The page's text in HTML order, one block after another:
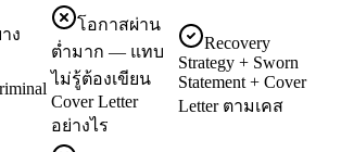
ง
โอกาสผ่าน
ต่ำมาก — แทบ
ไม่รู้ต้องเขียน
Cover Letter
อย่างไร
Recovery
Strategy + Sworn
Statement + Cover
Letter ตามเคส